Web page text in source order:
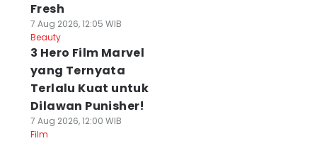
Fresh
7 Aug 2026, 12:05 WIB
Beauty
3 Hero Film Marvel
yang Ternyata
Terlalu Kuat untuk
Dilawan Punisher!
7 Aug 2026, 12:00 WIB
Film